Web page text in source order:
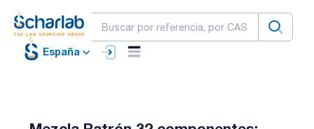
España